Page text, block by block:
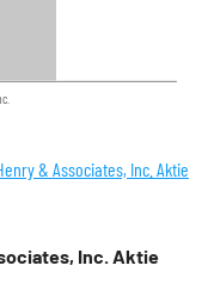
& Associates, Inc. Aktie
Inc. Aktie